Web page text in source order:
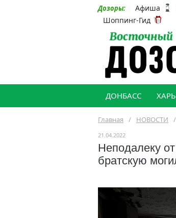
Дозоры: Афиша
Шоппинг-Гид
ДОНБАСС
Главная / НОВОСТИ /
21.04.2022
Неподалеку
братскую